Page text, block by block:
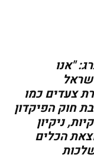
"אנו
צעדים כמו
חוק הפיקדון
ניקיון
הכלים